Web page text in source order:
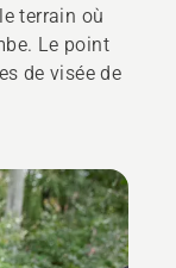
terrain où
Le point
de visée de